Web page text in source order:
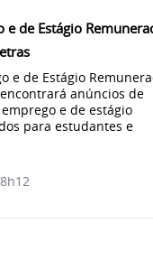
e de Estágio
e de Estágio
anúncios de
e de estágio
para estudantes e